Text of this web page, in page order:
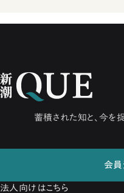
蓄積された知と、今を
会
法人向けはこちら